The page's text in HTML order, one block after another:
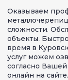
Оказываем
сложности.
объекты.
время в
услуг можем
согласно
онлайн на сайте.